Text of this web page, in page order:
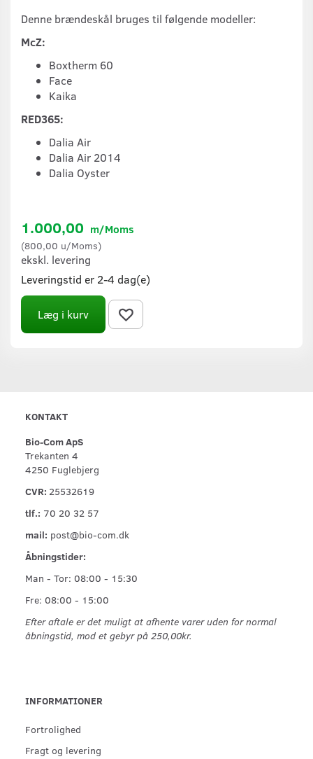
Denne brændeskål bruges til følgende modeller:
McZ:
Boxtherm 60
Face
Kaika
RED365:
Dalia Air
Dalia Air 2014
Dalia Oyster
1.000,00 m/Moms
(800,00 u/Moms)
ekskl. levering
Leveringstid er 2-4 dag(e)
Læg i kurv
KONTAKT
Bio-Com ApS
Trekanten 4
4250 Fuglebjerg
CVR: 25532619
tlf.: 70 20 32 57
mail: post@bio-com.dk
Åbningstider:
Man - Tor: 08:00 - 15:30
Fre: 08:00 - 15:00
Efter aftale er det muligt at afhente varer uden for normal
åbningstid, mod et gebyr på 250,00kr.
INFORMATIONER
Fortrolighed
Fragt og levering